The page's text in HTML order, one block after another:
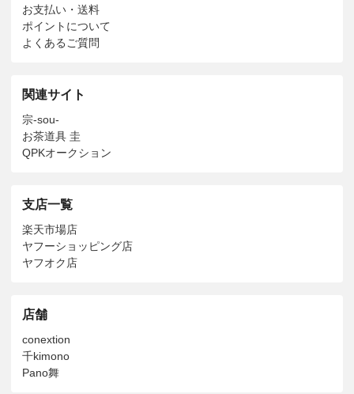
お支払い・送料
ポイントについて
よくあるご質問
関連サイト
宗-sou-
お茶道具 圭
QPKオークション
支店一覧
楽天市場店
ヤフーショッピング店
ヤフオク店
店舗
conextion
千kimono
Pano舞